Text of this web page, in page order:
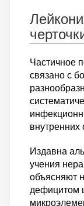
Частичное
связано с
внутренних
Издавна
учения
объясняют
дефицитом